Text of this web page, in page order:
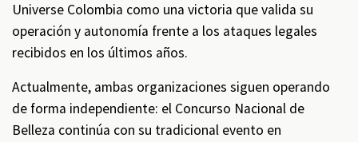
Universe Colombia como una victoria que valida su
operación y autonomía frente a los ataques legales
recibidos en los últimos años.
Actualmente, ambas organizaciones siguen operando
de forma independiente: el Concurso Nacional de
Belleza continúa con su tradicional evento en